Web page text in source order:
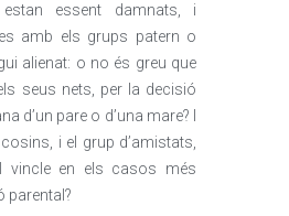
essent damnats, i
amb els grups patern o
alienat: o no és greu que
seus nets, per la decisió
d’un pare o d’una mare? I
i el grup d’amistats,
vincle en els casos més
parental?